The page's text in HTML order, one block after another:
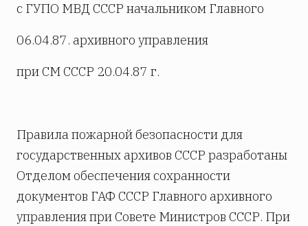
с ГУПО МВД СССР начальником Главного
06.04.87. архивного управления
при СМ СССР 20.04.87 г.
Правила пожарной безопасности для
государственных архивов СССР разработаны
Отделом обеспечения сохранности
документов ГАФ СССР Главного архивного
управления при Совете Министров СССР. При